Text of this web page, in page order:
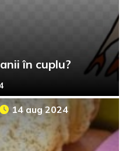
în cuplu?
14 aug 2024